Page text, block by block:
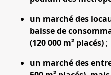
un marché des
baisse de
(120 000 m² placés) ;
un marché des